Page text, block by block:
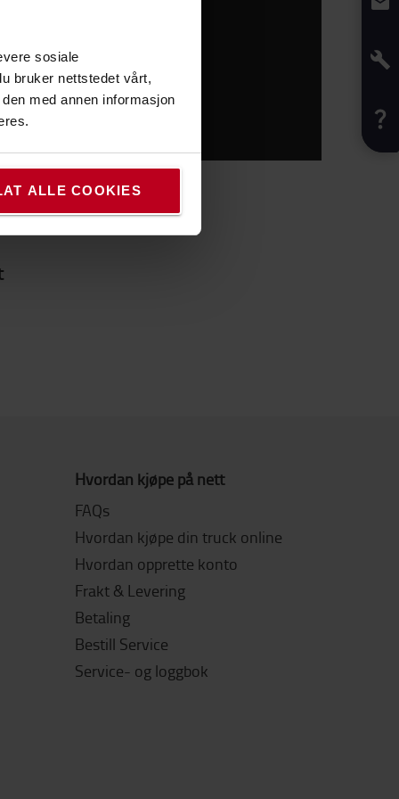
sosiale
bruker nettstedet vårt,
med annen informasjon
ALLE COOKIES
Hvordan kjøpe på nett
FAQs
Hvordan kjøpe din truck online
Hvordan opprette konto
Frakt & Levering
Betaling
Bestill Service
Service- og loggbok